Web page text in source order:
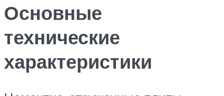
Основные
технические
характеристики